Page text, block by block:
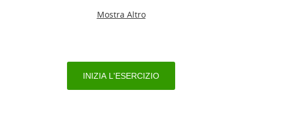
Mostra Altro
INIZIA L'ESERCIZIO